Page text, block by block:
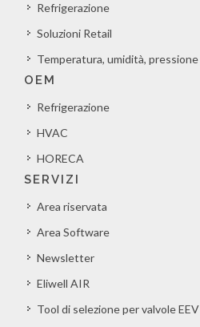
Refrigerazione
Soluzioni Retail
Temperatura, umidità, pressione
OEM
Refrigerazione
HVAC
HORECA
SERVIZI
Area riservata
Area Software
Newsletter
Eliwell AIR
Tool di selezione per valvole EEV